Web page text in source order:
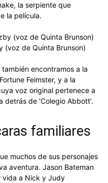
la serpiente que
la película.
(voz de Quinta Brunson)
encontramos a la
Feimster, y a la
voz original pertenece a
de ‘Colegio Abbott’.
familiares
muchos de sus personajes
aventura. Jason Bateman
vida a Nick y Judy